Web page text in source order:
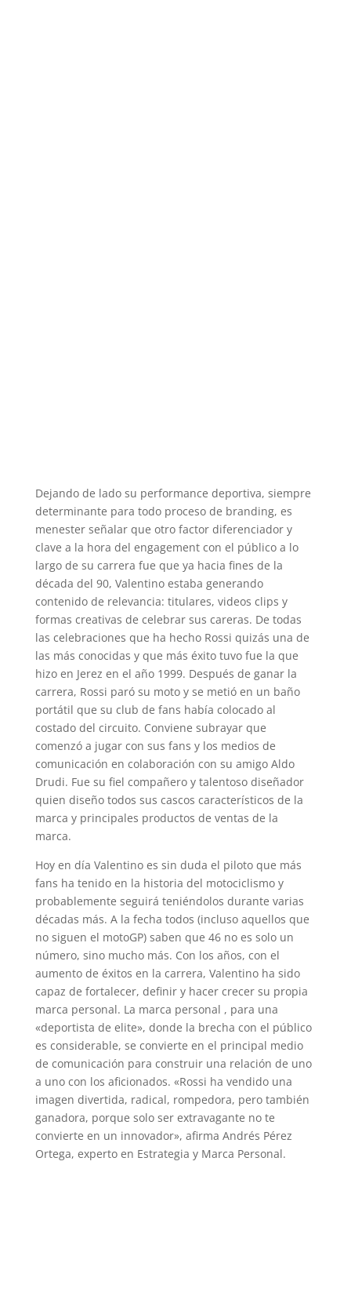
Dejando de lado su performance deportiva, siempre
determinante para todo proceso de branding, es
menester señalar que otro factor diferenciador y
clave a la hora del engagement con el público a lo
largo de su carrera fue que ya hacia fines de la
década del 90, Valentino estaba generando
contenido de relevancia: titulares, videos clips y
formas creativas de celebrar sus careras. De todas
las celebraciones que ha hecho Rossi quizás una de
las más conocidas y que más éxito tuvo fue la que
hizo en Jerez en el año 1999. Después de ganar la
carrera, Rossi paró su moto y se metió en un baño
portátil que su club de fans había colocado al
costado del circuito. Conviene subrayar que
comenzó a jugar con sus fans y los medios de
comunicación en colaboración con su amigo Aldo
Drudi. Fue su fiel compañero y talentoso diseñador
quien diseño todos sus cascos característicos de la
marca y principales productos de ventas de la
marca.
Hoy en día Valentino es sin duda el piloto que más
fans ha tenido en la historia del motociclismo y
probablemente seguirá teniéndolos durante varias
décadas más. A la fecha todos (incluso aquellos que
no siguen el motoGP) saben que 46 no es solo un
número, sino mucho más. Con los años, con el
aumento de éxitos en la carrera, Valentino ha sido
capaz de fortalecer, definir y hacer crecer su propia
marca personal. La marca personal , para una
«deportista de elite», donde la brecha con el público
es considerable, se convierte en el principal medio
de comunicación para construir una relación de uno
a uno con los aficionados. «Rossi ha vendido una
imagen divertida, radical, rompedora, pero también
ganadora, porque solo ser extravagante no te
convierte en un innovador», afirma Andrés Pérez
Ortega, experto en Estrategia y Marca Personal.